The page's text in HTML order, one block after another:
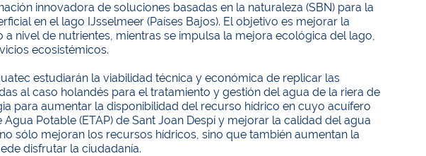
innovadora de soluciones basadas en la naturaleza (SBN) para la
en el lago IJsselmeer (Países Bajos). El objetivo es mejorar la
nivel de nutrientes, mientras se impulsa la mejora ecológica del lago,
ecosistémicos.
estudiarán la viabilidad técnica y económica de replicar las
al caso holandés para el tratamiento y gestión del agua de la riera de
para aumentar la disponibilidad del recurso hídrico en cuyo acuífero
Potable (ETAP) de Sant Joan Despí y mejorar la calidad del agua
sólo mejoran los recursos hídricos, sino que también aumentan la
disfrutar la ciudadanía.